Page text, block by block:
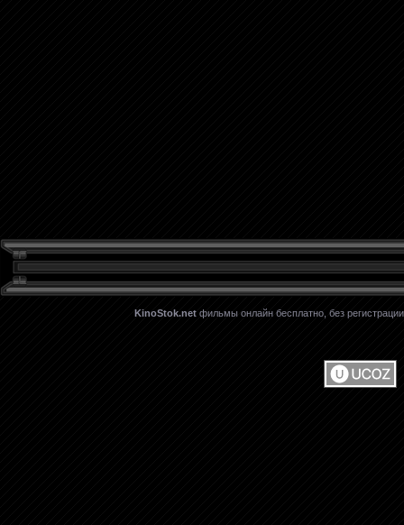
KinoStok.net фильмы онлайн бесплатно, без